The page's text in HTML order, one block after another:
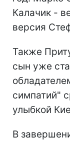
Калачик -
версия
Также
сын уже
симпатий"
улыбкой
В